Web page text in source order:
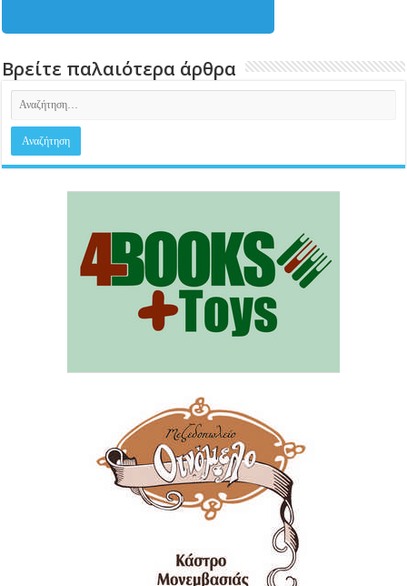
Βρείτε παλαιότερα άρθρα